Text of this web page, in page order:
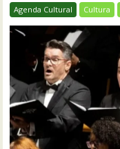
Agenda Cultural Cultura